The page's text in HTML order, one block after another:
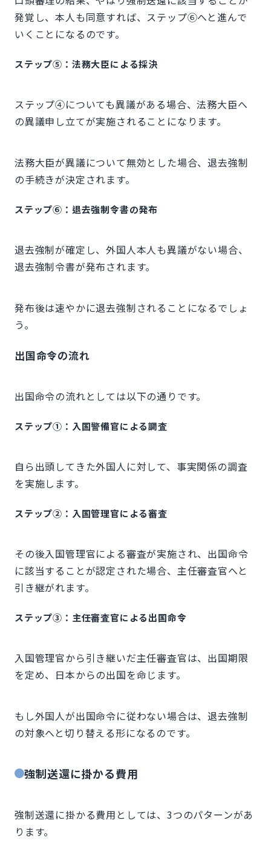
発覚し、本人も同意すれば、ステップ⑥へと進んで
いくことになるのです。
ステップ⑤：法務大臣による採決
ステップ④についても異議がある場合、法務大臣へ
の異議申し立てが実施されることになります。
法務大臣が異議について無効とした場合、退去強制
の手続きが決定されます。
ステップ⑥：退去強制令書の発布
退去強制が確定し、外国人本人も異議がない場合、
退去強制令書が発布されます。
発布後は速やかに退去強制されることになるでしょ
う。
出国命令の流れ
出国命令の流れとしては以下の通りです。
ステップ①：入国警備官による調査
自ら出頭してきた外国人に対して、事実関係の調査
を実施します。
ステップ②：入国管理官による審査
その後入国管理官による審査が実施され、出国命令
に該当することが認定された場合、主任審査官へと
引き継がれます。
ステップ③：主任審査官による出国命令
入国管理官から引き継いだ主任審査官は、出国期限
を定め、日本からの出国を命じます。
もし外国人が出国命令に従わない場合は、退去強制
の対象へと切り替える形になるのです。
強制送還に掛かる費用
強制送還に掛かる費用としては、3つのパターンがあ
ります。